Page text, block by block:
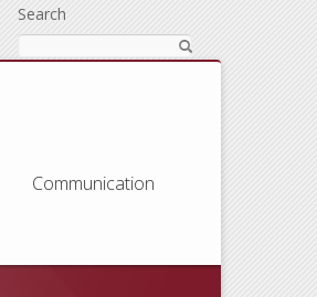
Search
Communication